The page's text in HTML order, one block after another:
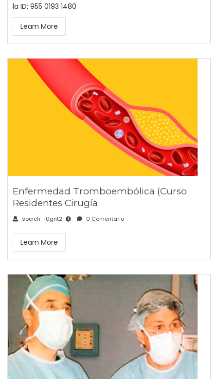
la ID: 955 0193 1480
Learn More
Enfermedad Tromboembólica (Curso
Residentes Cirugía
socich_l0gnt2 0 Comentario
Learn More